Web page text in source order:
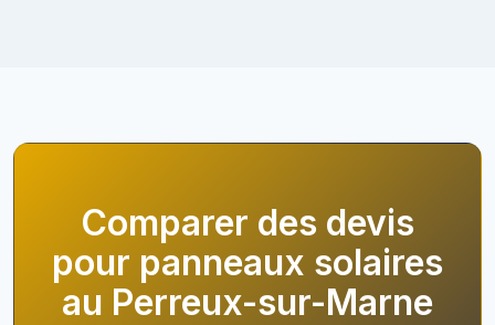
Comparer des devis
pour panneaux solaires
au Perreux-sur-Marne